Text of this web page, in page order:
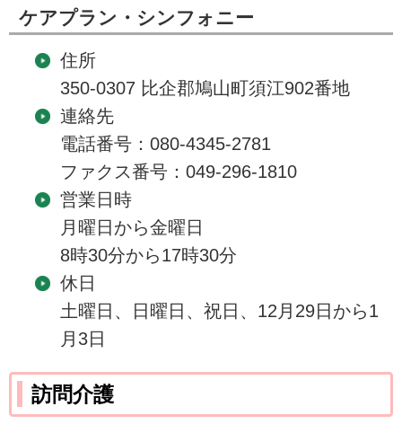
ケアプラン・シンフォニー
住所
350-0307 比企郡鳩山町須江902番地
連絡先
電話番号：080-4345-2781
ファクス番号：049-296-1810
営業日時
月曜日から金曜日
8時30分から17時30分
休日
土曜日、日曜日、祝日、12月29日から1
月3日
訪問介護